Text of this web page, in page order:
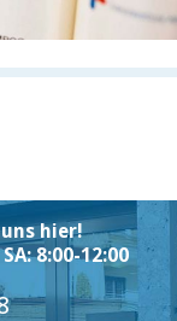
hier!
8:00-12:00